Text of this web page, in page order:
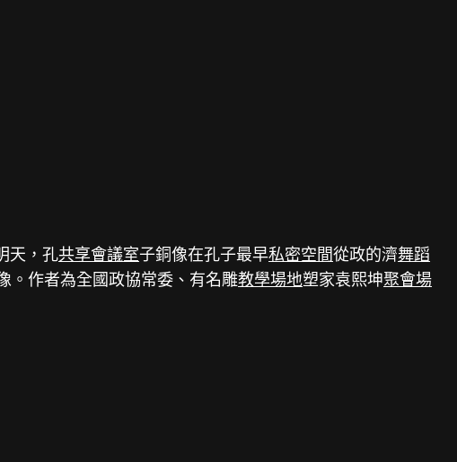
天，孔共享會議室子銅像在孔子最早私密空間從政的濟舞蹈
。作者為全國政協常委、有名雕教學場地塑家袁熙坤聚會場